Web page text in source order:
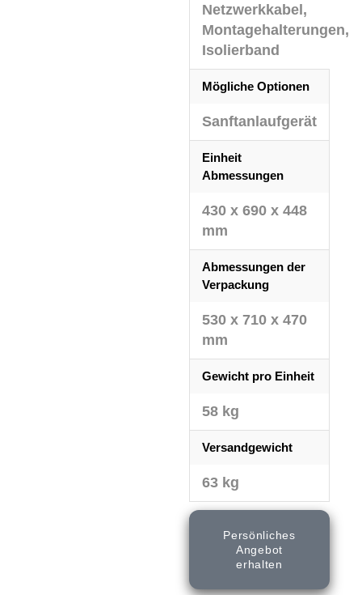
Netzwerkkabel,
Montagehalterungen,
Isolierband
Mögliche Optionen
Sanftanlaufgerät
Einheit
Abmessungen
430 x 690 x 448
mm
Abmessungen der
Verpackung
530 x 710 x 470
mm
Gewicht pro Einheit
58 kg
Versandgewicht
63 kg
Persönliches
Angebot
erhalten